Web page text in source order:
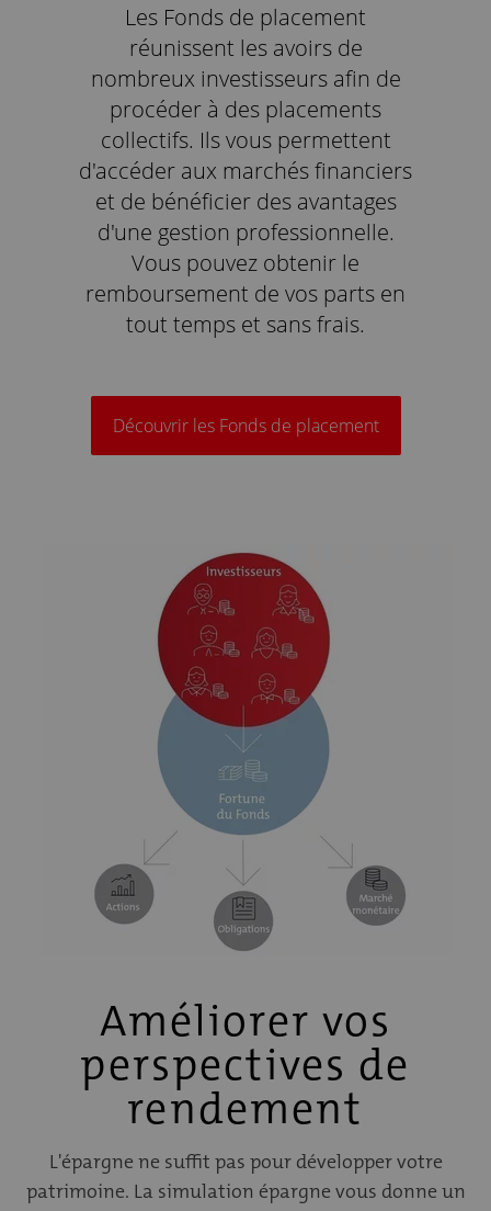
Les Fonds de placement
réunissent les avoirs de
nombreux investisseurs afin de
procéder à des placements
collectifs. Ils vous permettent
d'accéder aux marchés financiers
et de bénéficier des avantages
d'une gestion professionnelle.
Vous pouvez obtenir le
remboursement de vos parts en
tout temps et sans frais.
Découvrir les Fonds de placement
Améliorer vos
perspectives de
rendement
L'épargne ne suffit pas pour développer votre
patrimoine. La simulation épargne vous donne un